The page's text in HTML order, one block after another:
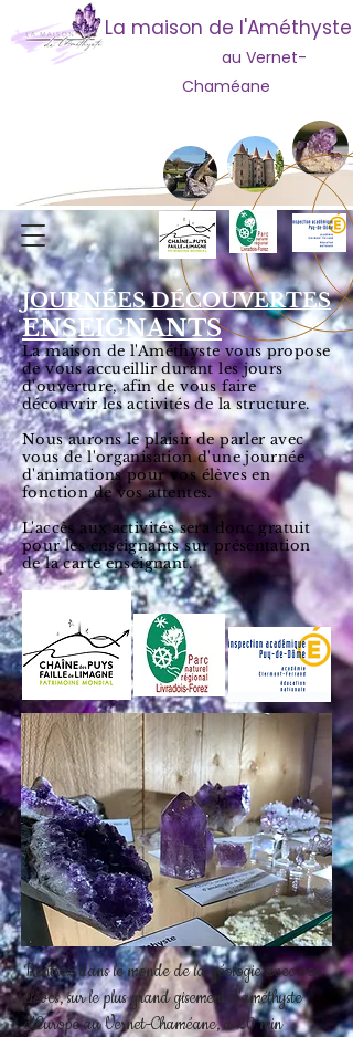
La maison de l'Améthyste
au Vernet-
Chaméane
JOURNÉES DÉCOUVERTES
ENSEIGNANTS
La maison de l'Améthyste vous propose
de vous accueillir durant les jours
d'ouverture, afin de vous faire
découvrir les activités de la structure.
Nous aurons le plaisir de parler avec
vous de l'organisation d'une journée
d'animations pour vos élèves en
fonction de vos attentes.
L'accès aux activités sera donc gratuit
pour les enseignants sur présentation
de la carte enseignant.
Rentrez dans le monde de la géologie avec vos
élèves, sur le plus grand gisement d'améthyste
d'Europe au Vernet-Chaméane, à 20 min